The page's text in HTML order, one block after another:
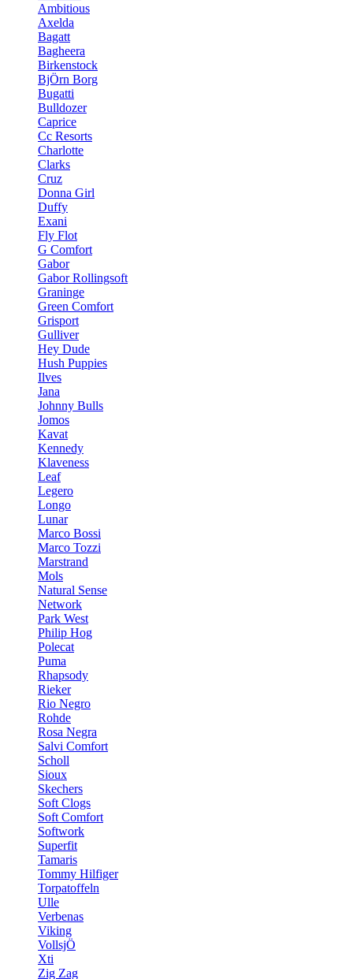
Ambitious
Axelda
Bagatt
Bagheera
Birkenstock
BjÖrn Borg
Bugatti
Bulldozer
Caprice
Cc Resorts
Charlotte
Clarks
Cruz
Donna Girl
Duffy
Exani
Fly Flot
G Comfort
Gabor
Gabor Rollingsoft
Graninge
Green Comfort
Grisport
Gulliver
Hey Dude
Hush Puppies
Ilves
Jana
Johnny Bulls
Jomos
Kavat
Kennedy
Klaveness
Leaf
Legero
Longo
Lunar
Marco Bossi
Marco Tozzi
Marstrand
Mols
Natural Sense
Network
Park West
Philip Hog
Polecat
Puma
Rhapsody
Rieker
Rio Negro
Rohde
Rosa Negra
Salvi Comfort
Scholl
Sioux
Skechers
Soft Clogs
Soft Comfort
Softwork
Superfit
Tamaris
Tommy Hilfiger
Torpatoffeln
Ulle
Verbenas
Viking
VollsjÖ
Xti
Zig Zag